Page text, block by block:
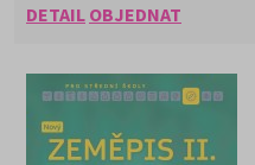
DETAIL OBJEDNAT